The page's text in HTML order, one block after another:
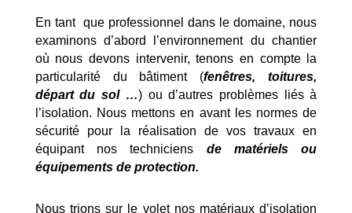
En tant que professionnel dans le domaine, nous
examinons d’abord l’environnement du chantier
où nous devons intervenir, tenons en compte la
particularité du bâtiment (fenêtres, toitures,
départ du sol …) ou d’autres problèmes liés à
l’isolation. Nous mettons en avant les normes de
sécurité pour la réalisation de vos travaux en
équipant nos techniciens de matériels ou
équipements de protection.
Nous trions sur le volet nos matériaux d’isolation